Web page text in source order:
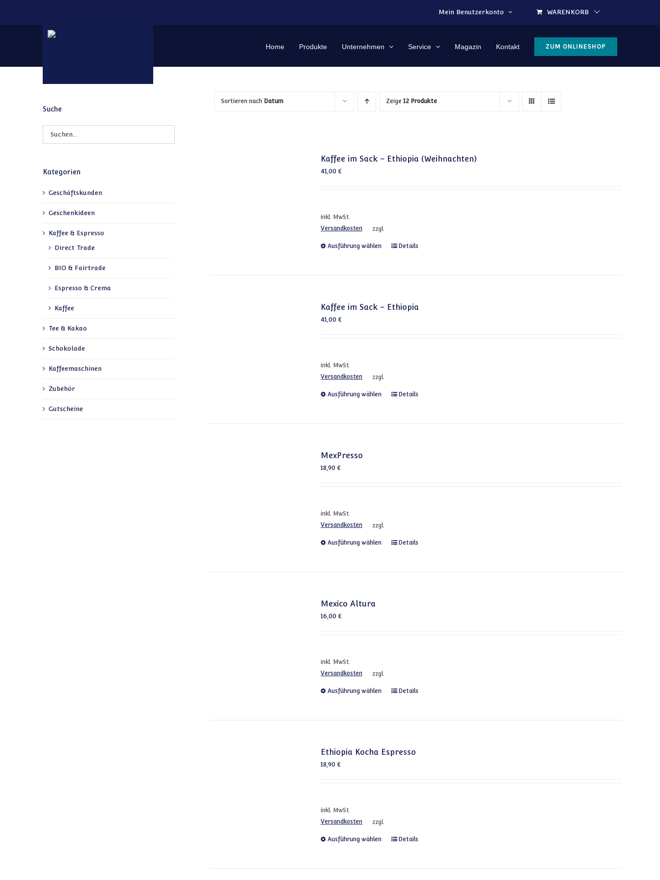
Mein Benutzerkonto
WARENKORB
Home Produkte Unternehmen Service Magazin Kontakt ZUM ONLINESHOP
Sortieren nach Datum Zeige12 Produkte
Kaffee im Sack – Ethiopia (Weihnachten)
41,00 €
inkl. MwSt.
zzgl.
Versandkosten
Ausführung wählen Dieses Produkt weist mehrere Varianten auf. Die Optionen können auf der
Details
Kaffee im Sack – Ethiopia
41,00 €
inkl. MwSt.
zzgl.
Versandkosten
Ausführung wählen Dieses Produkt weist mehrere Varianten auf. Die Optionen können auf der
Details
MexPresso
18,90 €
inkl. MwSt.
zzgl.
Versandkosten
Ausführung wählen Dieses Produkt weist mehrere Varianten auf. Die Optionen können auf der
Details
Mexico Altura
16,00 €
inkl. MwSt.
zzgl.
Versandkosten
Ausführung wählen Dieses Produkt weist mehrere Varianten auf. Die Optionen können auf der
Details
Ethiopia Kocha Espresso
18,90 €
inkl. MwSt.
zzgl.
Versandkosten
Ausführung wählen Dieses Produkt weist mehrere Varianten auf. Die Optionen können auf der
Details
Suche
Kategorien
Geschäftskunden
Geschenkideen
Kaffee & Espresso
Direct Trade
BIO & Fairtrade
Espresso & Crema
Kaffee
Tee & Kakao
Schokolade
Kaffeemaschinen
Zubehör
Gutscheine